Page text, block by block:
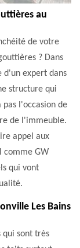
au
de votre
? Dans
d'un expert dans
structure qui
l'occasion de
de l'immeuble.
appel aux
comme GW
qui vont
Les Bains
qui sont très